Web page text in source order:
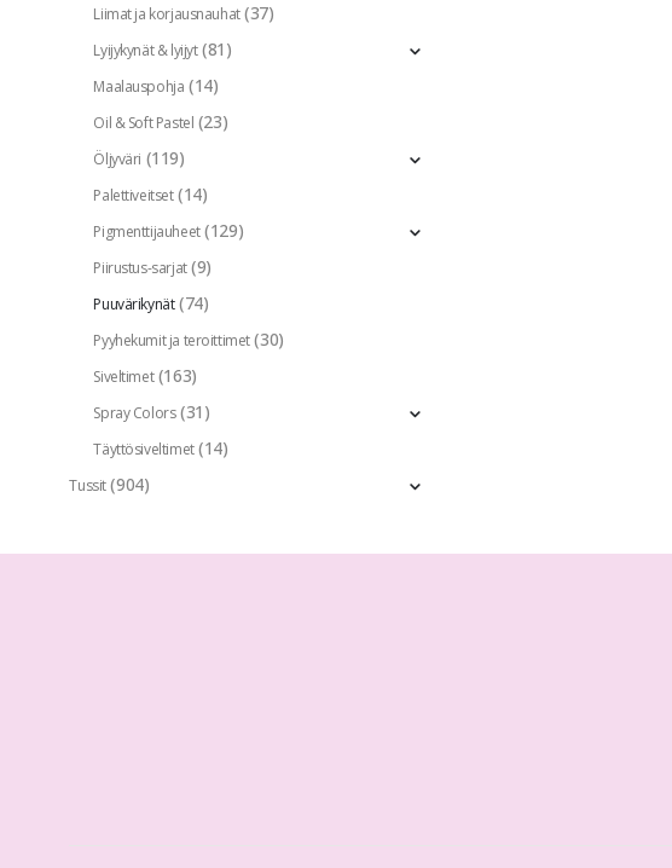
Liimat ja korjausnauhat (37)
Lyijykynät & lyijyt (81)
Maalauspohja (14)
Oil & Soft Pastel (23)
Öljyväri (119)
Palettiveitset (14)
Pigmenttijauheet (129)
Piirustus-sarjat (9)
Puuvärikynät (74)
Pyyhekumit ja teroittimet (30)
Siveltimet (163)
Spray Colors (31)
Täyttösiveltimet (14)
Tussit (904)